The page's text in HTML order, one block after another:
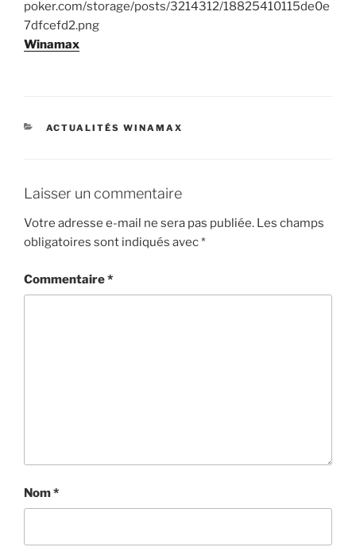
Winamax
CATÉGORIES
ACTUALITÉS WINAMAX
Laisser un commentaire
Votre adresse e-mail ne sera pas publiée. Les champs
obligatoires sont indiqués avec*
Commentaire*
Nom*